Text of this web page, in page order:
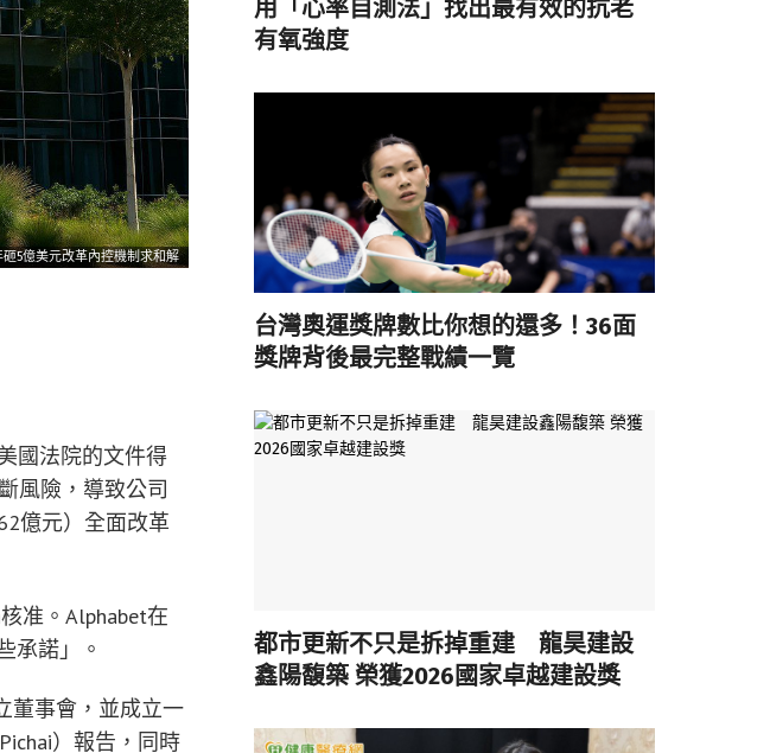
5億美元改革內控機制求和解
國法院的文件得
風險，導致公司
億元）全面改革
准。Alphabet在
承諾」。
董事會，並成立一
）報告，同時
用「心率自測法」找出最有效的抗老
有氧強度
台灣奧運獎牌數比你想的還多！36面
獎牌背後最完整戰績一覽
都市更新不只是拆掉重建 龍昊建設
鑫陽馥築 榮獲2026國家卓越建設獎